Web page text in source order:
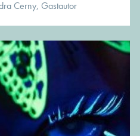
Cerny, Gastautor